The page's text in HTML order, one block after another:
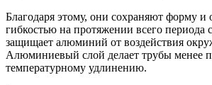
Благодаря этому, они сохраняют форму и
гибкостью на протяжении всего
защищает алюминий от воздействия
Алюминиевый слой делает трубы менее
температурному удлинению.